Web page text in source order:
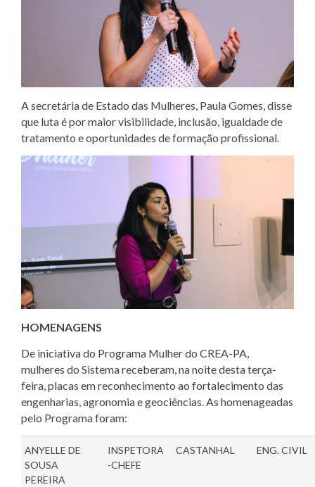
A secretária de Estado das Mulheres, Paula Gomes, disse
que luta é por maior visibilidade, inclusão, igualdade de
tratamento e oportunidades de formação profissional.
HOMENAGENS
De iniciativa do Programa Mulher do CREA-PA,
mulheres do Sistema receberam, na noite desta terça-
feira, placas em reconhecimento ao fortalecimento das
engenharias, agronomia e geociências. As homenageadas
pelo Programa foram:
ANYELLE DE
SOUSA
PEREIRA
INSPETORA
-CHEFE
CASTANHAL ENG. CIVIL